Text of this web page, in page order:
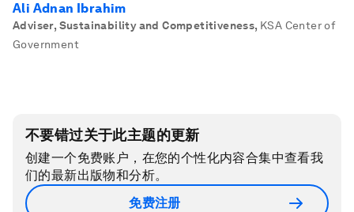
Ali Adnan Ibrahim
Adviser, Sustainability and Competitiveness, KSA Center of
Government
不要错过关于此主题的更新
创建一个免费账户，在您的个性化内容合集中查看我
们的最新出版物和分析。
免费注册